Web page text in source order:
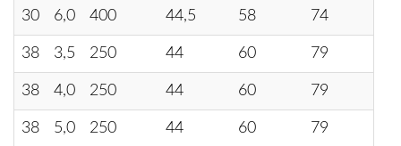
30 6,0 400 44,5 58 74
38 3,5 250 44 60 79
38 4,0 250 44 60 79
38 5,0 250 44 60 79